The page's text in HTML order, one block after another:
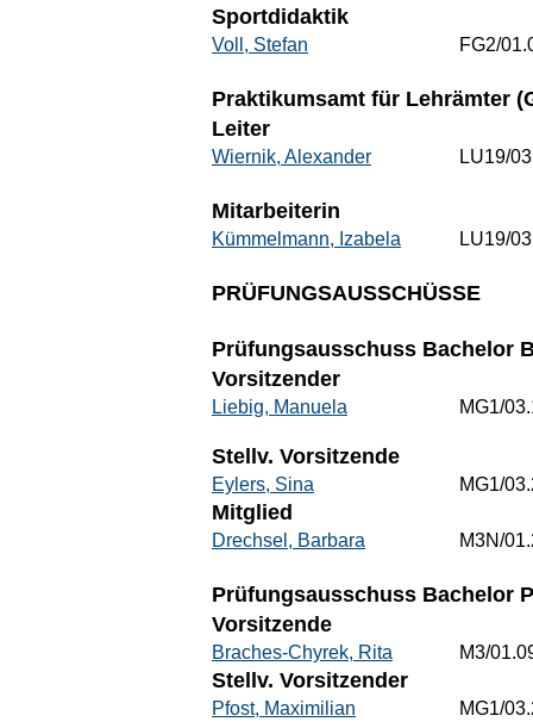
Sportdidaktik
Voll, Stefan FG2/
Praktikumsamt für Lehrämter
Leiter
Wiernik, Alexander LU19/
Mitarbeiterin
Kümmelmann, Izabela LU19/
PRÜFUNGSAUSSCHÜSSE
Prüfungsausschuss Bachelor
Vorsitzender
Liebig, Manuela MG1/
Stellv. Vorsitzende
Eylers, Sina MG1/
Mitglied
Drechsel, Barbara M3N/
Prüfungsausschuss Bachelor
Vorsitzende
Braches-Chyrek, Rita M3/
Stellv. Vorsitzender
Pfost, Maximilian MG1/